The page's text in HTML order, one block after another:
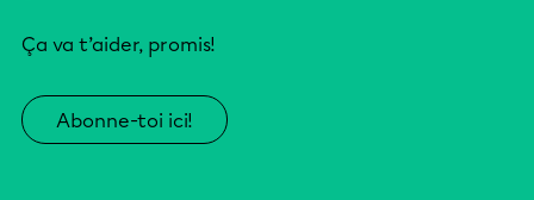
Ça va t’aider, promis!
Abonne-toi ici!